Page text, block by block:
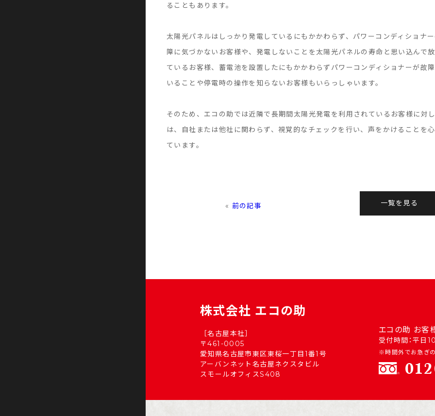
ることもあります。
太陽光パネルはしっかり発電しているにもかかわらず、パワーコンディショナ
障に気づかないお客様や、発電しないことを太陽光パネルの寿命と思い込んで
ているお客様、蓄電池を設置したにもかかわらずパワーコンディショナーが故
いることや停電時の操作を知らないお客様もいらっしゃいます。
そのため、エコの助では近隣で長期間太陽光発電を利用されているお客様に対
は、自社または他社に関わらず、視覚的なチェックを行い、声をかけることを
ています。
« 前の記事 一覧を見る
株式会社 エコの助
［名古屋本社］
〒461-0005
愛知県名古屋市東区東桜一丁目1番1号
アーバンネット名古屋ネクスタビル
スモールオフィスS408
エコの助 お客
受付時間：平
※時間外でお急ぎの